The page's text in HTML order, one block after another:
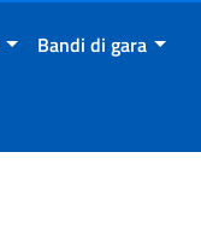
Bandi di gara